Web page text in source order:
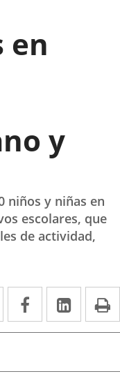
en
y
niños y niñas en
escolares, que
de actividad,
Twitter
Enlace Facebook
Enlace
a
Enlace
a